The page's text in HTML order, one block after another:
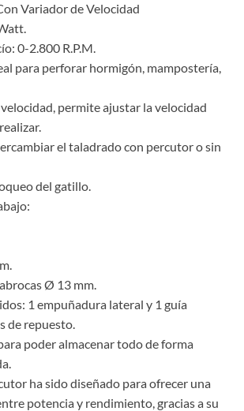
Variador de Velocidad
0-2.800 R.P.M.
para perforar hormigón, mampostería,
permite ajustar la velocidad
el taladrado con percutor o sin
del gatillo.
Ø 13 mm.
1 empuñadura lateral y 1 guía
de repuesto.
poder almacenar todo de forma
ha sido diseñado para ofrecer una
potencia y rendimiento, gracias a su